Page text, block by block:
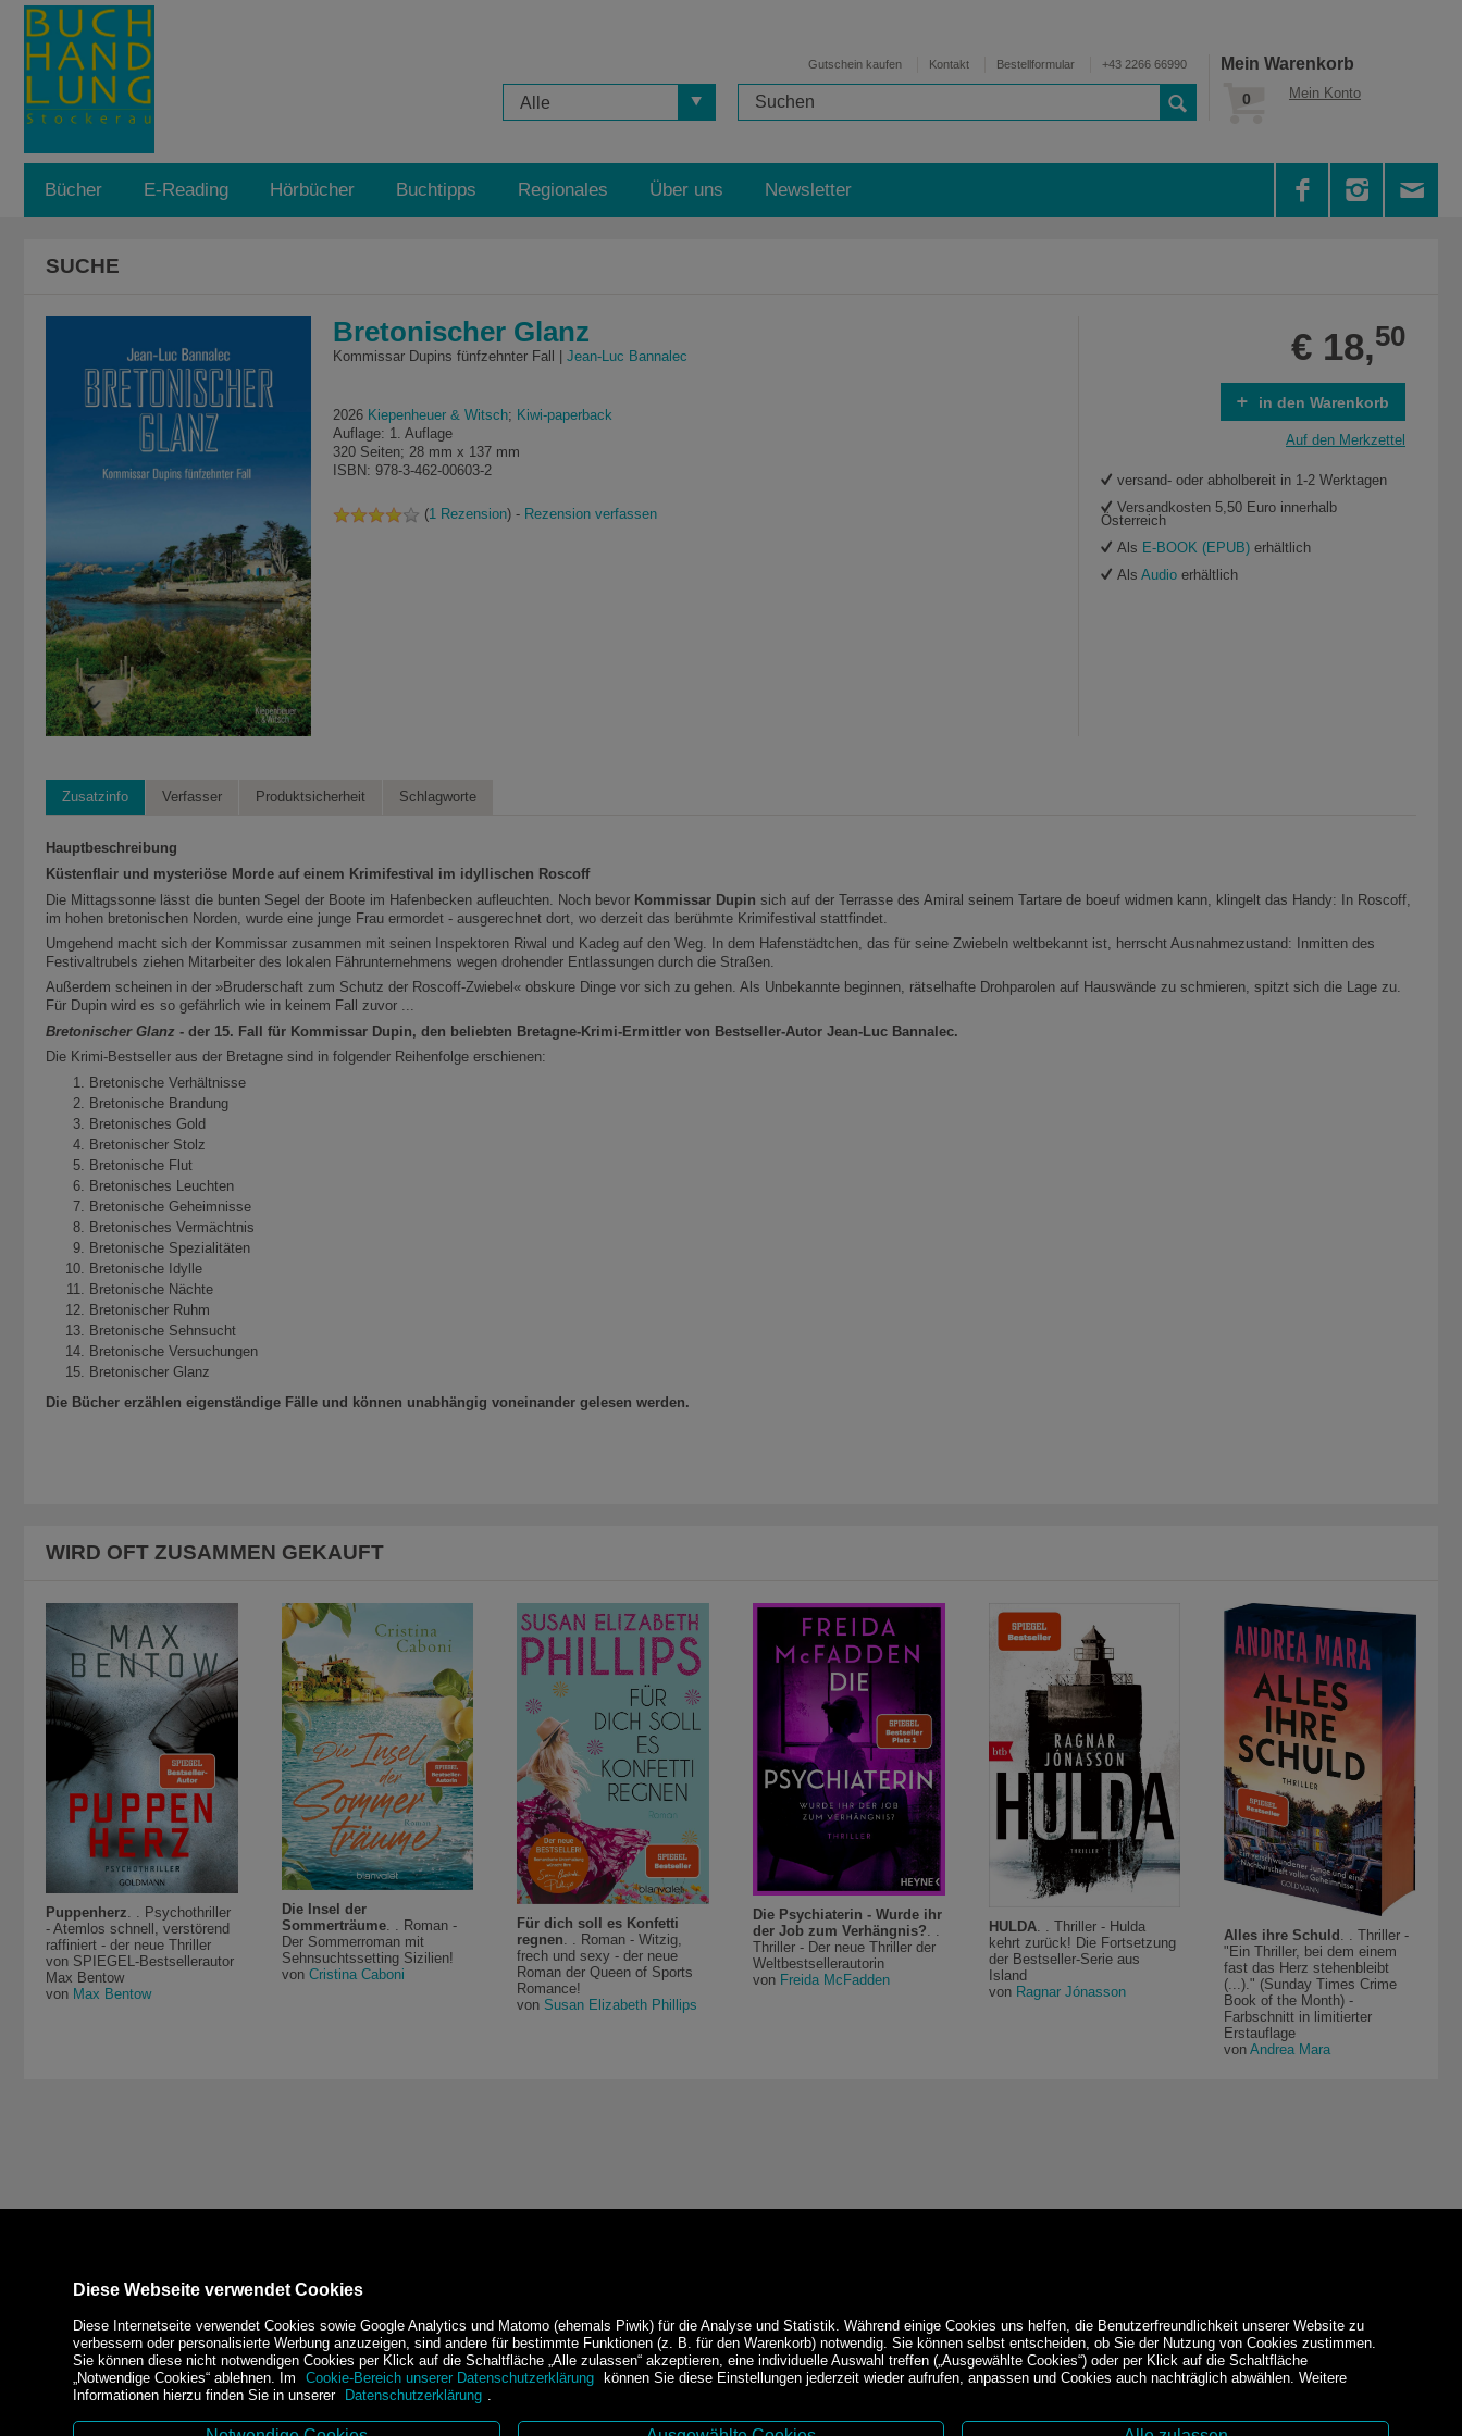
Gutschein kaufen Kontakt Bestellformular +43 2266 66990
Alle
Mein Warenkorb
0 Mein Konto
Bücher E-Reading Hörbücher Buchtipps Regionales Über uns Newsletter
SUCHE
Bretonischer Glanz
Kommissar Dupins fünfzehnter Fall | Jean-Luc Bannalec
2026 Kiepenheuer & Witsch; Kiwi-paperback
Auflage: 1. Auflage
320 Seiten; 28 mm x 137 mm
ISBN: 978-3-462-00603-2
(1 Rezension) - Rezension verfassen
€ 18,50
in den Warenkorb
Auf den Merkzettel
versand- oder abholbereit in 1-2 Werktagen
Versandkosten 5,50 Euro innerhalb
Österreich
Als E-BOOK (EPUB) erhältlich
Als Audio erhältlich
Zusatzinfo Verfasser Produktsicherheit Schlagworte
Hauptbeschreibung
Küstenflair und mysteriöse Morde auf einem Krimifestival im idyllischen Roscoff
Die Mittagssonne lässt die bunten Segel der Boote im Hafenbecken aufleuchten. Noch bevor Kommissar Dupin sich auf der Terrasse des Amiral seinem Tartare de boeuf widmen kann, klingelt das Handy: In Roscoff,
im hohen bretonischen Norden, wurde eine junge Frau ermordet - ausgerechnet dort, wo derzeit das berühmte Krimifestival stattfindet.
Umgehend macht sich der Kommissar zusammen mit seinen Inspektoren Riwal und Kadeg auf den Weg. In dem Hafenstädtchen, das für seine Zwiebeln weltbekannt ist, herrscht Ausnahmezustand: Inmitten des
Festivaltrubels ziehen Mitarbeiter des lokalen Fährunternehmens wegen drohender Entlassungen durch die Straßen.
Außerdem scheinen in der »Bruderschaft zum Schutz der Roscoff-Zwiebel« obskure Dinge vor sich zu gehen. Als Unbekannte beginnen, rätselhafte Drohparolen auf Hauswände zu schmieren, spitzt sich die Lage zu.
Für Dupin wird es so gefährlich wie in keinem Fall zuvor ...
Bretonischer Glanz - der 15. Fall für Kommissar Dupin, den beliebten Bretagne-Krimi-Ermittler von Bestseller-Autor Jean-Luc Bannalec.
Die Krimi-Bestseller aus der Bretagne sind in folgender Reihenfolge erschienen:
Bretonische Verhältnisse
Bretonische Brandung
Bretonisches Gold
Bretonischer Stolz
Bretonische Flut
Bretonisches Leuchten
Bretonische Geheimnisse
Bretonisches Vermächtnis
Bretonische Spezialitäten
Bretonische Idylle
Bretonische Nächte
Bretonischer Ruhm
Bretonische Sehnsucht
Bretonische Versuchungen
Bretonischer Glanz
Die Bücher erzählen eigenständige Fälle und können unabhängig voneinander gelesen werden.
WIRD OFT ZUSAMMEN GEKAUFT
Puppenherz . . Psychothriller
- Atemlos schnell, verstörend
raffiniert - der neue Thriller
von SPIEGEL-Bestsellerautor
Max Bentow
von Max Bentow
Die Insel der
Sommerträume. . Roman -
Der Sommerroman mit
Sehnsuchtssetting Sizilien!
von Cristina Caboni
Für dich soll es Konfetti
regnen. . Roman - Witzig,
frech und sexy - der neue
Roman der Queen of Sports
Romance!
von Susan Elizabeth Phillips
Die Psychiaterin - Wurde ihr
der Job zum Verhängnis?. .
Thriller - Der neue Thriller der
Weltbestsellerautorin
von Freida McFadden
HULDA. . Thriller - Hulda
kehrt zurück! Die Fortsetzung
der Bestseller-Serie aus
Island
von Ragnar Jónasson
Alles ihre Schuld . . Thriller -
"Ein Thriller, bei dem einem
fast das Herz stehenbleibt
(...)." (Sunday Times Crime
Book of the Month) -
Farbschnitt in limitierter
Erstauflage
vonAndrea Mara
Diese Webseite verwendet Cookies
Diese Internetseite verwendet Cookies sowie Google Analytics und Matomo (ehemals Piwik) für die Analyse und Statistik. Während einige Cookies uns helfen, die Benutzerfreundlichkeit unserer Website zu
verbessern oder personalisierte Werbung anzuzeigen, sind andere für bestimmte Funktionen (z. B. für den Warenkorb) notwendig. Sie können selbst entscheiden, ob Sie der Nutzung von Cookies zustimmen.
Sie können diese nicht notwendigen Cookies per Klick auf die Schaltfläche „Alle zulassen“ akzeptieren, eine individuelle Auswahl treffen („Ausgewählte Cookies“) oder per Klick auf die Schaltfläche
„Notwendige Cookies“ ablehnen. Im
Cookie-Bereich unserer Datenschutzerklärung
können Sie diese Einstellungen jederzeit wieder aufrufen, anpassen und Cookies auch nachträglich abwählen. Weitere
Informationen hierzu finden Sie in unserer
Datenschutzerklärung